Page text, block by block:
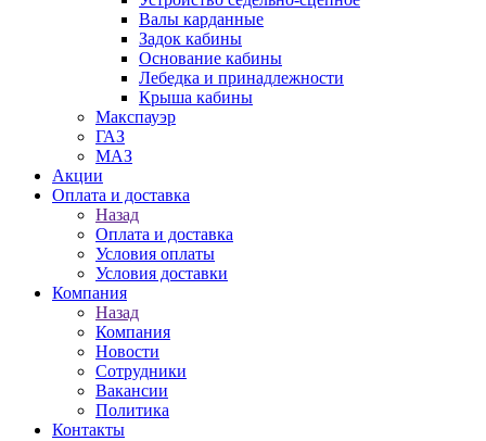
Валы карданные
Задок кабины
Основание кабины
Лебедка и принадлежности
Крыша кабины
Макспауэр
ГАЗ
МАЗ
Акции
Оплата и доставка
Назад
Оплата и доставка
Условия оплаты
Условия доставки
Компания
Назад
Компания
Новости
Сотрудники
Вакансии
Политика
Контакты